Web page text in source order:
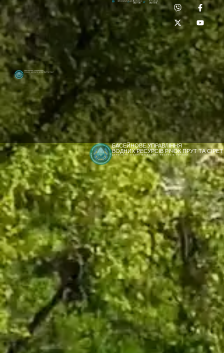
[newyear_garland]
Басейнове управління
водних ресурсів річок Прут та Сірет
Лабораторія:
(0372) 53-92-00
dpbuvr@dpbuvr.gov.uaПриймальня:
(0372) 51-14-56
БАСЕЙНОВЕ УПРАВЛІННЯ
ВОДНИХ РЕСУРСІВ РІЧОК ПРУТ ТА СІРЕТ
ДЕРЖАВНЕ АГЕНТСТВО ВОДНИХ РЕСУРСІВ УКРАЇНИ